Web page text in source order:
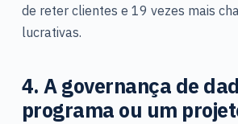
de reter clientes e 19 vezes mais
lucrativas.
4.A governança de
programa ou um